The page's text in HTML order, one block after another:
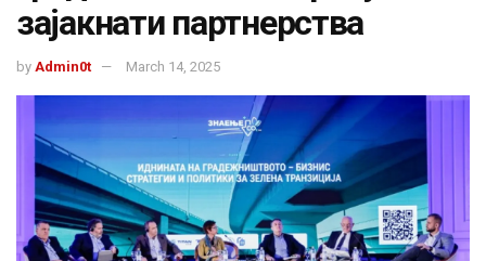
зајакнати партнерства
by Admin0t March 14, 2025